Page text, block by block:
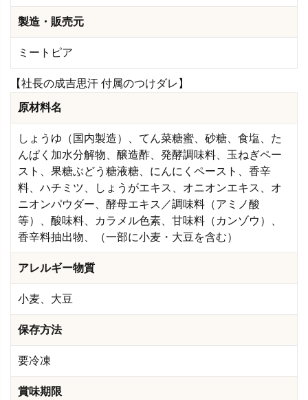
製造・販売元
ミートピア
【社長の成吉思汗 付属のつけダレ】
原材料名
しょうゆ（国内製造）、てん菜糖蜜、砂糖、食塩、た
んぱく加水分解物、醸造酢、発酵調味料、玉ねぎペー
スト、果糖ぶどう糖液糖、にんにくペースト、香辛
料、ハチミツ、しょうがエキス、オニオンエキス、オ
ニオンパウダー、酵母エキス／調味料（アミノ酸
等）、酸味料、カラメル色素、甘味料（カンゾウ）、
香辛料抽出物、（一部に小麦・大豆を含む）
アレルギー物質
小麦、大豆
保存方法
要冷凍
賞味期限